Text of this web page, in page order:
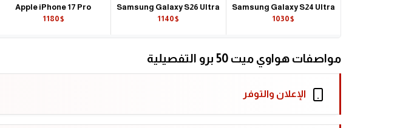
Samsung Galaxy S24 Ultra
1030$
Samsung Galaxy S26 Ultra
1140$
Apple iPhone 17 Pro
1180$
مواصفات هواوي ميت 50 برو التفصيلية
الإعلان والتوفر